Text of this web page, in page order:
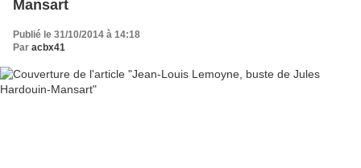
Mansart
Publié le 31/10/2014 à 14:18
Par acbx41